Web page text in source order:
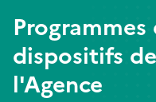
Programmes
dispositifs de
l'Agence